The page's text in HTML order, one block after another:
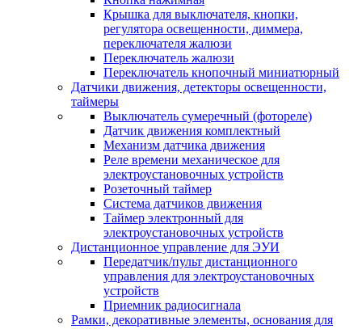
Крышка для выключателя, кнопки,
регулятора освещенности, диммера,
переключателя жалюзи
Переключатель жалюзи
Переключатель кнопочный миниатюрный
Датчики движения, детекторы освещенности,
таймеры
Выключатель сумеречный (фотореле)
Датчик движения комплектный
Механизм датчика движения
Реле времени механическое для
электроустановочных устройств
Розеточный таймер
Система датчиков движения
Таймер электронный для
электроустановочных устройств
Дистанционное управление для ЭУИ
Передатчик/пульт дистанционного
управления для электроустановочных
устройств
Приемник радиосигнала
Рамки, декоративные элементы, основания для